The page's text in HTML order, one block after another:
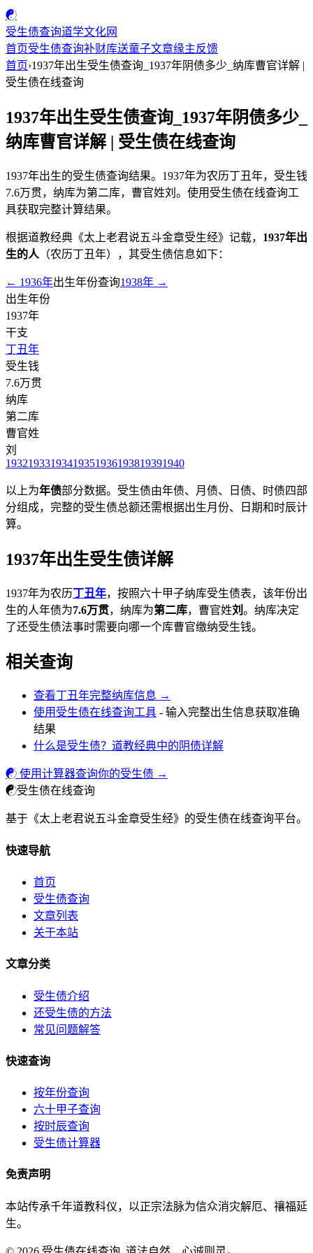
☯
受生债查询道学文化网
首页受生债查询补财库送童子文章缘主反馈
首页›1937年出生受生债查询_1937年阴债多少_纳库曹官详解 |
受生债在线查询
1937年出生受生债查询_1937年阴债多少_
纳库曹官详解 | 受生债在线查询
1937年出生的受生债查询结果。1937年为农历丁丑年，受生钱
7.6万贯，纳库为第二库，曹官姓刘。使用受生债在线查询工
具获取完整计算结果。
根据道教经典《太上老君说五斗金章受生经》记载， 1937年出
生的人 （农历丁丑年），其受生债信息如下：
← 1936年出生年份查询1938年 →
出生年份
1937年
干支
丁丑年
受生钱
7.6万贯
纳库
第二库
曹官姓
刘
19321933193419351936193819391940
以上为年债部分数据。受生债由年债、月债、日债、时债四部
分组成，完整的受生债总额还需根据出生月份、日期和时辰计
算。
1937年出生受生债详解
1937年为农历丁丑年，按照六十甲子纳库受生债表，该年份出
生的人年债为7.6万贯，纳库为第二库，曹官姓刘 。纳库决定
了还受生债法事时需要向哪一个库曹官缴纳受生钱。
相关查询
查看丁丑年完整纳库信息 →
使用受生债在线查询工具 - 输入完整出生信息获取准确
结果
什么是受生债？道教经典中的阴债详解
☯ 使用计算器查询你的受生债 →
☯受生债在线查询
基于《太上老君说五斗金章受生经》的受生债在线查询平台。
快速导航
首页
受生债查询
文章列表
关于本站
文章分类
受生债介绍
还受生债的方法
常见问题解答
快速查询
按年份查询
六十甲子查询
按时辰查询
受生债计算器
免责声明
本站传承千年道教科仪，以正宗法脉为信众消灾解厄、禳福延
生。